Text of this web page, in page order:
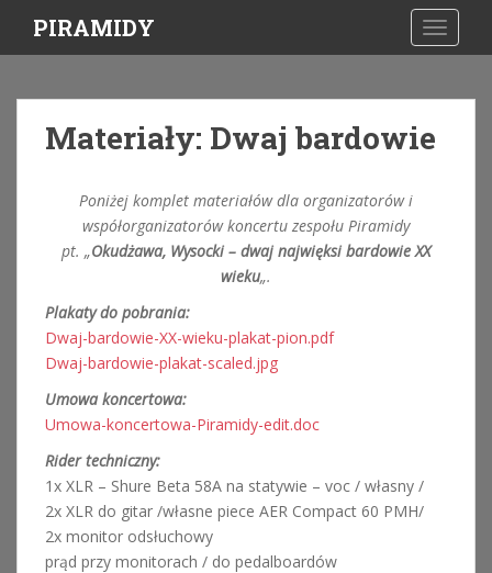
i
PIRAMIDY
Materiały: Dwaj bardowie
Poniżej komplet materiałów dla organizatorów i
współorganizatorów koncertu zespołu Piramidy
pt. „Okudżawa, Wysocki – dwaj najwięksi bardowie XX
wieku„.
Plakaty do pobrania:
Dwaj-bardowie-XX-wieku-plakat-pion.pdf
Dwaj-bardowie-plakat-scaled.jpg
Umowa koncertowa:
Umowa-koncertowa-Piramidy-edit.doc
Rider techniczny:
1x XLR – Shure Beta 58A na statywie – voc / własny /
2x XLR do gitar /własne piece AER Compact 60 PMH/
2x monitor odsłuchowy
prąd przy monitorach / do pedalboardów